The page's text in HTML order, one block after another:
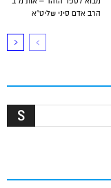
הרב אדם סיני שליט”א